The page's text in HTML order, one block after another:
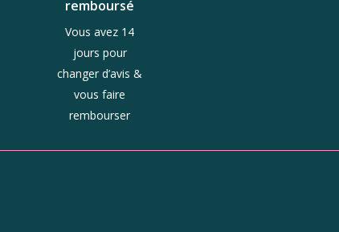
remboursé
Vous avez 14
jours pour
changer d’avis &
vous faire
rembourser